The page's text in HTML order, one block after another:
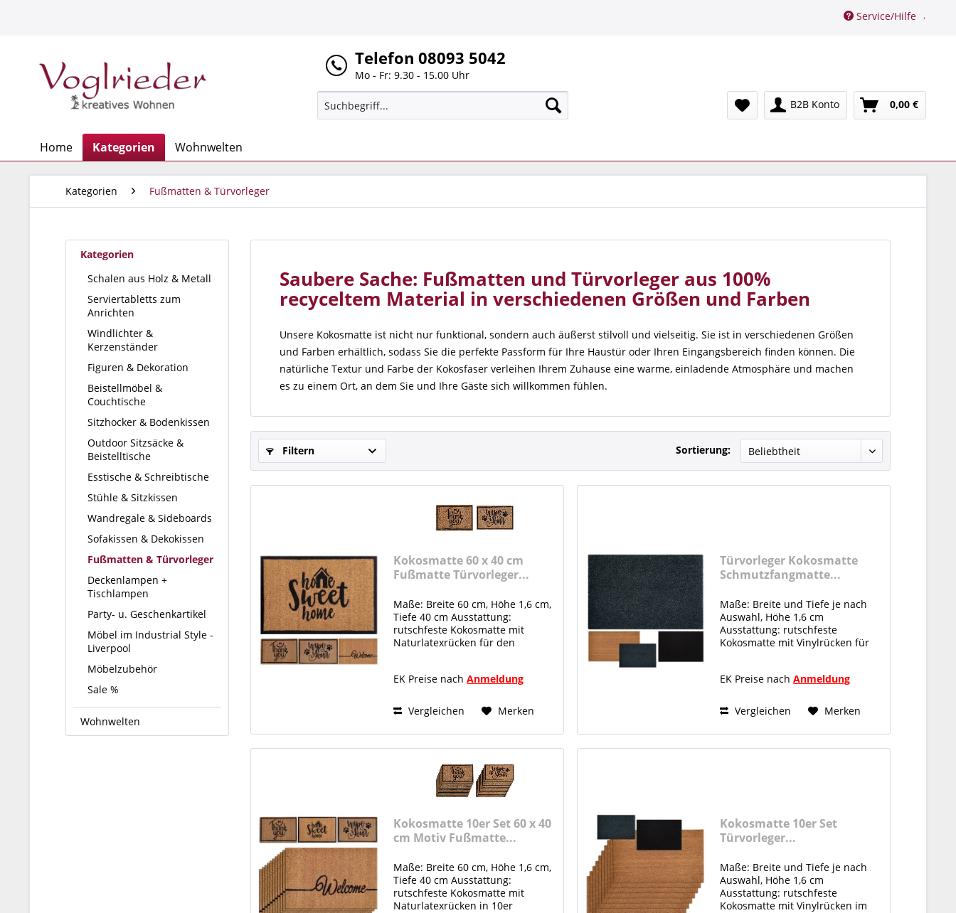
Service/Hilfe
Telefon 08093 5042
Mo - Fr: 9.30 - 15.00 Uhr
B2B Konto 0,00 €
Home Kategorien Wohnwelten
Kategorien Fußmatten & Türvorleger
Kategorien
Schalen aus Holz & Metall
Serviertabletts zum
Anrichten
Windlichter &
Kerzenständer
Figuren & Dekoration
Beistellmöbel &
Couchtische
Sitzhocker & Bodenkissen
Outdoor Sitzsäcke &
Beistelltische
Esstische & Schreibtische
Stühle & Sitzkissen
Wandregale & Sideboards
Sofakissen & Dekokissen
Fußmatten & Türvorleger
Deckenlampen +
Tischlampen
Party- u. Geschenkartikel
Möbel im Industrial Style -
Liverpool
Möbelzubehör
Sale %
Wohnwelten
Saubere Sache: Fußmatten und Türvorleger aus 100%
recyceltem Material in verschiedenen Größen und Farben
Unsere Kokosmatte ist nicht nur funktional, sondern auch äußerst stilvoll und vielseitig. Sie ist in verschiedenen Größen
und Farben erhältlich, sodass Sie die perfekte Passform für Ihre Haustür oder Ihren Eingangsbereich finden können. Die
natürliche Textur und Farbe der Kokosfaser verleihen Ihrem Zuhause eine warme, einladende Atmosphäre und machen
es zu einem Ort, an dem Sie und Ihre Gäste sich willkommen fühlen.
Filtern Sortierung:
Kokosmatte 60 x 40 cm
Fußmatte Türvorleger...
Maße: Breite 60 cm, Höhe 1,6 cm,
Tiefe 40 cm Ausstattung:
rutschfeste Kokosmatte mit
Naturlatexrücken für den
Naturlatex und Kokosfaser
Kokosmatte...
EK Preise nachAnmeldung
Vergleichen Merken
Türvorleger Kokosmatte
Schmutzfangmatte...
Maße: Breite und Tiefe je nach
Auswahl, Höhe 1,6 cm
Ausstattung: rutschfeste
Kokosmatte mit Vinylrücken für
Natur- Kokosfaser nachwachsend
EK Preise nachAnmeldung
Vergleichen Merken
Kokosmatte 10er Set 60 x 40
cm Motiv Fußmatte...
Maße: Breite 60 cm, Höhe 1,6 cm,
Tiefe 40 cm Ausstattung:
rutschfeste Kokosmatte mit
Naturlatexrücken in 10er
Kokosmatte 10er Set
Türvorleger...
Maße: Breite und Tiefe je nach
Auswahl, Höhe 1,6 cm
Ausstattung: rutschfeste
Kokosmatte mit Vinylrücken im